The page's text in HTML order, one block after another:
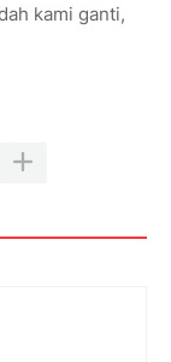
kami ganti,